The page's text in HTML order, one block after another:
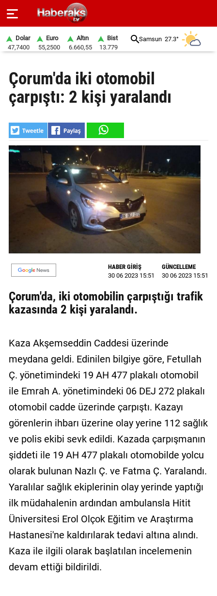
SPOR
YAŞAM
EKONOMİ
BELEDİYELER
SAĞLIK
SİYASET
EĞİTİM
VİDEO
YAZARLAR
BİZE
ULAŞIN
İletişim
Gizlilik
Sözleşmesi
Kullanıcı
Sözleşmesi
Dolar
47,7400
Euro
55,2500
Altın
6.660,55
Bist
13.779
Samsun 27.3°
Çorum'da iki otomobil
çarpıştı: 2 kişi yaralandı
HABER GİRİŞ
30 06 2023 15:51
GÜNCELLEME
30 06 2023 15:51
Çorum'da, iki otomobilin çarpıştığı trafik
kazasında 2 kişi yaralandı.
Kaza Akşemseddin Caddesi üzerinde
meydana geldi. Edinilen bilgiye göre, Fetullah
Ç. yönetimindeki 19 AH 477 plakalı otomobil
ile Emrah A. yönetimindeki 06 DEJ 272 plakalı
otomobil cadde üzerinde çarpıştı. Kazayı
görenlerin ihbarı üzerine olay yerine 112 sağlık
ve polis ekibi sevk edildi. Kazada çarpışmanın
şiddeti ile 19 AH 477 plakalı otomobilde yolcu
olarak bulunan Nazlı Ç. ve Fatma Ç. Yaralandı.
Yaralılar sağlık ekiplerinin olay yerinde yaptığı
ilk müdahalenin ardından ambulansla Hitit
Üniversitesi Erol Olçok Eğitim ve Araştırma
Hastanesi'ne kaldırılarak tedavi altına alındı.
Kaza ile ilgili olarak başlatılan incelemenin
devam ettiği bildirildi.